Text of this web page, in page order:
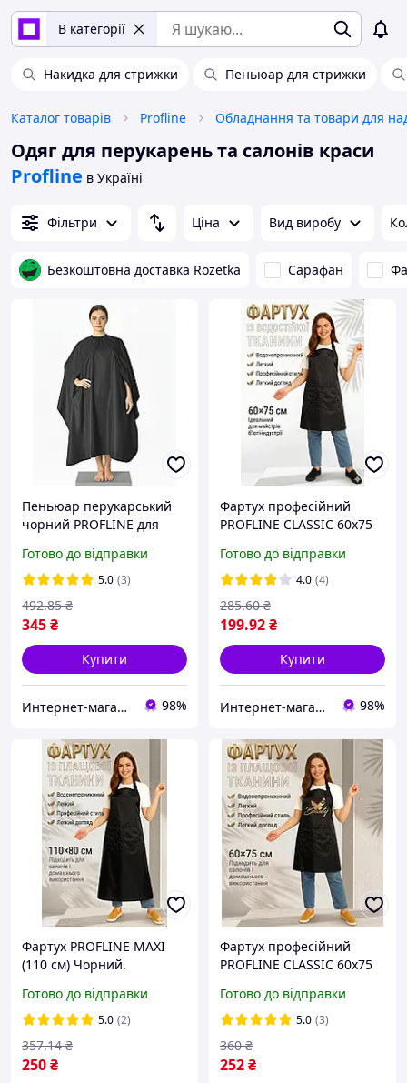
В категорії
Накидка для стрижки Пеньюар для стрижки
Каталог товарів Profline
Одяг для перукарень та салонів краси
Profline в Україні
Фільтри Ціна Вид виробу
Безкоштовна доставка Rozetka Сарафан
Пеньюар перукарський
чорний PROFLINE для
прорізними рукавами з
плащової тканини
145×145 см. Арт 2456
Готово до відправки
5.0 (3)
345₴
492.85 ₴
Купити
Интернет-магазин PROFLINE 98%
Фартух професійний
PROFLINE CLASSIC 60х75
та майстра манікюру
(Плащівка). Арт ЧКФ6075
Готово до відправки
4.0 (4)
199.92₴
285.60 ₴
Купити
Интернет-магазин PROFLINE 98%
Фартух PROFLINE MAXI
(110 см) Чорний.
для перукаря/майстра
манікюра. Арт MAXI115
Готово до відправки
5.0 (2)
250₴
357.14 ₴
Фартух професійний
PROFLINE CLASSIC 60х75
перукаря та майстра
манікюру Арт.:БЧ6075
Готово до відправки
5.0 (3)
252₴
360 ₴